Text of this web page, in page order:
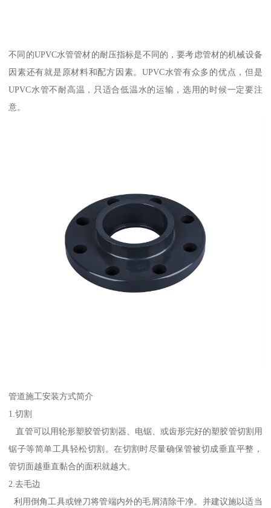
不同的UPVC水管管材的耐压指标是不同的，要考虑管材的机械设备
因素还有就是原材料和配方因素。UPVC水管有众多的优点，但是
UPVC水管不耐高温，只适合低温水的运输，选用的时候一定要注
意。
管道施工安装方式简介
1.切割
直管可以用轮形塑胶管切割器、电锯、或齿形完好的塑胶管切割用
锯子等简单工具轻松切割。在切割时尽量确保管被切成垂直平整，
管切面越垂直黏合的面积就越大。
2.去毛边
利用倒角工具或锉刀将管端内外的毛屑清除干净。并建议施以适当